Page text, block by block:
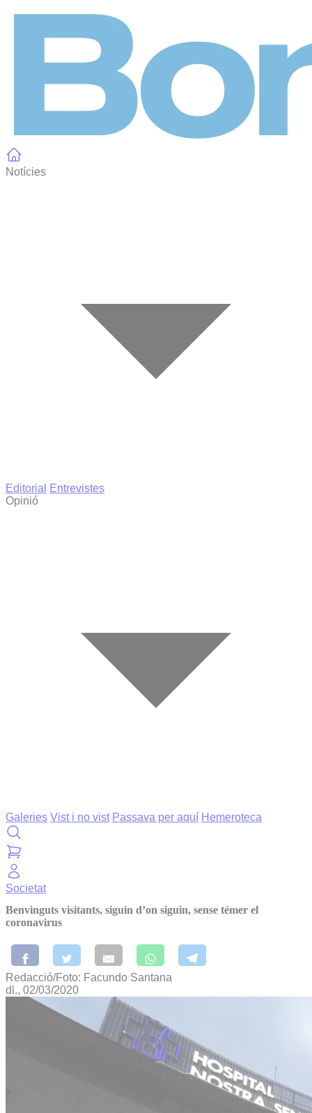
Notícies
Editorial
Entrevistes
Opinió
Galeries Vist i no vist Passava per aquí Hemeroteca
Societat
Benvinguts visitants, siguin d’on siguin, sense témer el
coronavirus
Redacció/Foto: Facundo Santana
dl., 02/03/2020